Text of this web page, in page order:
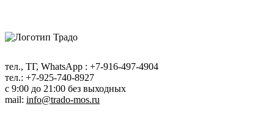
содержанию
тел., ТГ, WhatsApp : +7-916-497-4904
тел.: +7-925-740-8927
с 9:00 до 21:00 без выходных
mail: info@trado-mos.ru